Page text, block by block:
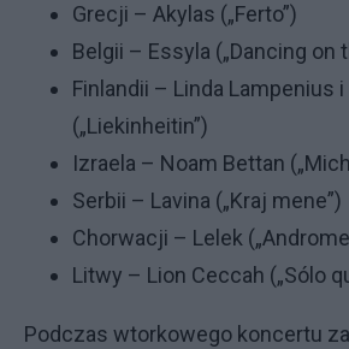
Grecji – Akylas („Ferto”)
Belgii – Essyla („Dancing on
Finlandii – Linda Lampenius
(„Liekinheitin”)
Izraela – Noam Bettan
Serbii – Lavina („Kraj mene”)
Chorwacji – Lelek
Litwy – Lion Ceccah („Sólo
Podczas wtorkowego koncertu